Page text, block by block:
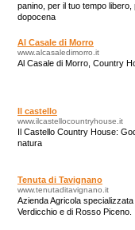
panino, per il tuo tempo
dopocena
Al Casale di Morro
www.alcasaledimorro.it
Al Casale di Morro, Country
Il castello
www.ilcastellocountryhouse.it
Il Castello Country House:
natura
Tenuta di Tavignano
www.tenutaditavignano.it
Azienda Agricola
Verdicchio e di Rosso Piceno.